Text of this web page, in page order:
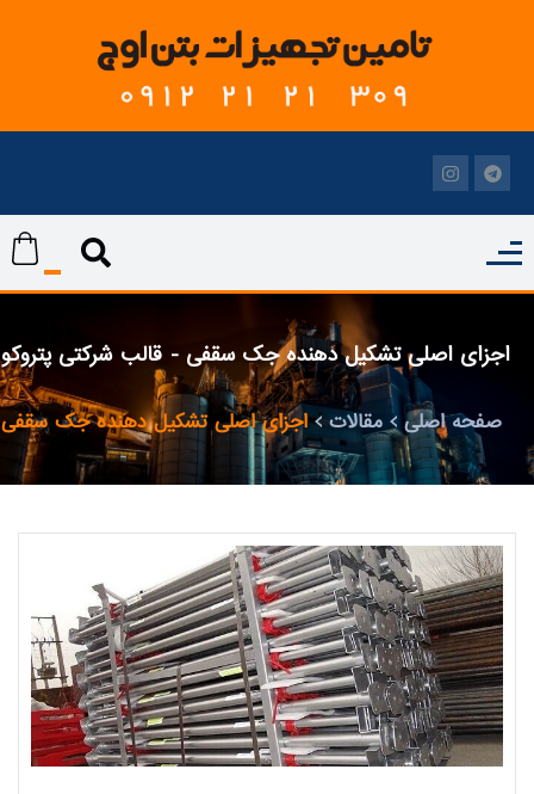
اجزای اصلی تشکیل دهنده جک سقفی - قالب شرکتی پتروکو
صفحه اصلی مقالات اجزای اصلی تشکیل دهنده جک سقفی